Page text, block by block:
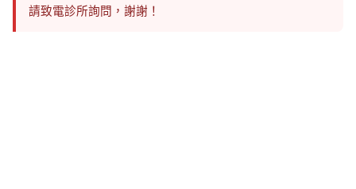
請致電診所詢問，謝謝！